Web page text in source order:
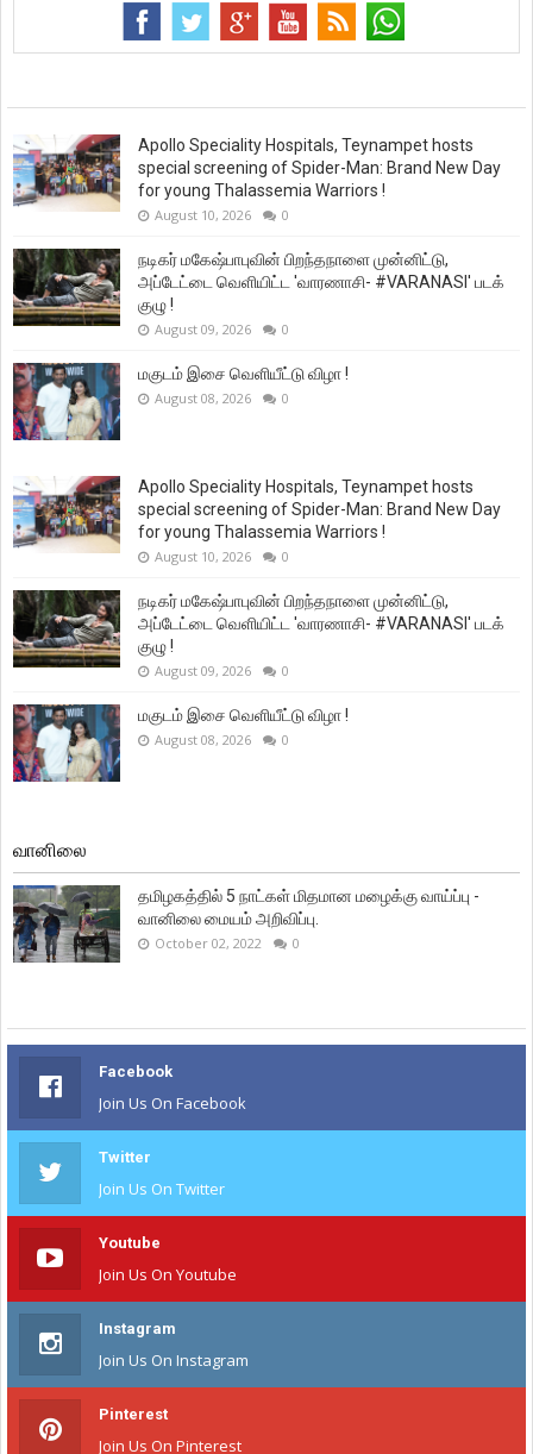
Apollo Speciality Hospitals, Teynampet hosts
special screening of Spider-Man: Brand New Day
for young Thalassemia Warriors !
August 10, 2026 0
நடிகர் மகேஷ்பாபுவின் பிறந்தநாளை முன்னிட்டு,
அப்டேட்டை வெளியிட்ட 'வாரணாசி- #VARANASI' படக்
குழு !
August 09, 2026 0
மகுடம் இசை வெளியீட்டு விழா !
August 08, 2026 0
Apollo Speciality Hospitals, Teynampet hosts
special screening of Spider-Man: Brand New Day
for young Thalassemia Warriors !
August 10, 2026 0
நடிகர் மகேஷ்பாபுவின் பிறந்தநாளை முன்னிட்டு,
அப்டேட்டை வெளியிட்ட 'வாரணாசி- #VARANASI' படக்
குழு !
August 09, 2026 0
மகுடம் இசை வெளியீட்டு விழா !
August 08, 2026 0
வானிலை
தமிழகத்தில் 5 நாட்கள் மிதமான மழைக்கு வாய்ப்பு -
வானிலை மையம் அறிவிப்பு.
October 02, 2022 0
Facebook
Join Us On Facebook
Twitter
Join Us On Twitter
Youtube
Join Us On Youtube
Instagram
Join Us On Instagram
Pinterest
Join Us On Pinterest